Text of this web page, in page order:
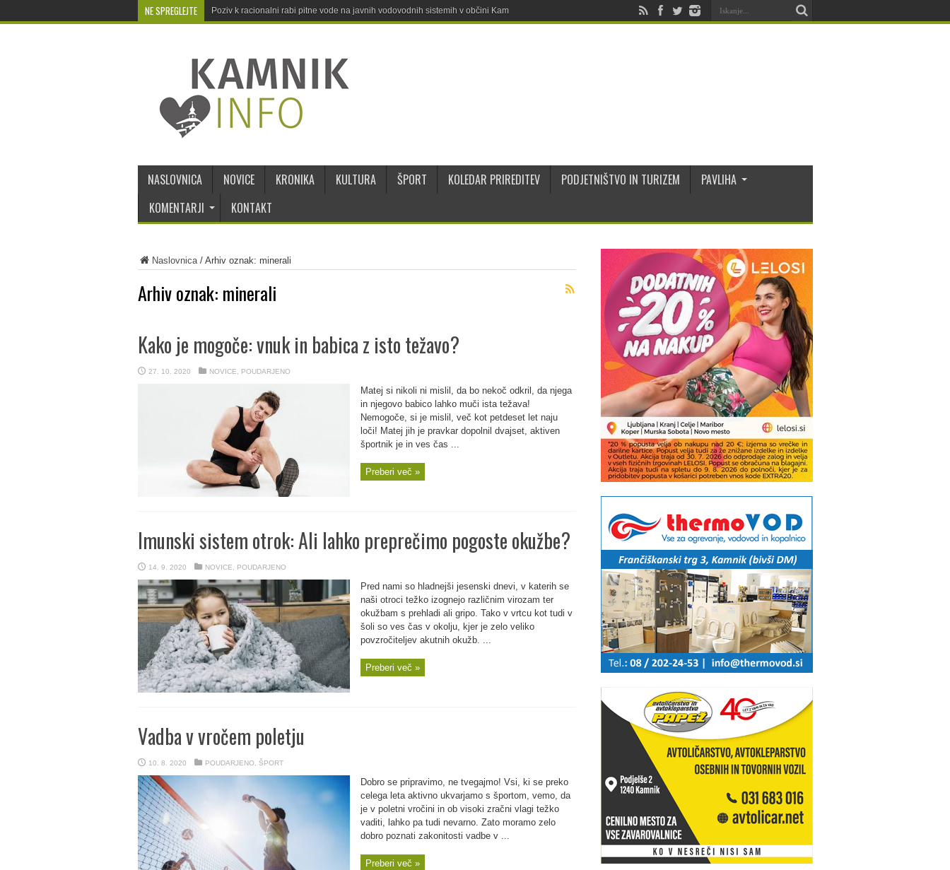
NE SPREGLEJTE Poziv k racionalni rabi pitne vode na javnih vodovodnih sistemih v občini Kamnik
NASLOVNICA NOVICE KRONIKA KULTURA ŠPORT KOLEDAR PRIREDITEV PODJETNIŠTVO IN TURIZEM
PAVLIHA
KOMENTARJI
KONTAKT
Naslovnica/ Arhiv oznak: minerali
Arhiv oznak: minerali
Kako je mogoče: vnuk in babica z isto težavo?
27. 10. 2020 NOVICE POUDARJENO
Matej si nikoli ni mislil, da bo nekoč odkril, da njega
in njegovo babico lahko muči ista težava!
Nemogoče, si je mislil, več kot petdeset let naju
loči! Matej jih je pravkar dopolnil dvajset, aktiven
športnik je in ves čas ...
Preberi več »
Imunski sistem otrok: Ali lahko preprečimo pogoste okužbe?
14. 9. 2020 NOVICE POUDARJENO
Pred nami so hladnejši jesenski dnevi, v katerih se
naši otroci težko izognejo različnim virozam ter
okužbam s prehladi ali gripo. Tako v vrtcu kot tudi v
šoli so ves čas v okolju, kjer je zelo veliko
povzročiteljev akutnih okužb. ...
Preberi več »
Vadba v vročem poletju
10. 8. 2020 POUDARJENO ŠPORT
Dobro se pripravimo, ne tvegajmo! Vsi, ki se preko
celega leta aktivno ukvarjamo s športom, vemo, da
je v poletni vročini in ob visoki zračni vlagi težko
vaditi, lahko pa tudi nevarno. Zato moramo zelo
dobro poznati zakonitosti vadbe v ...
Preberi več »